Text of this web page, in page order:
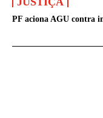
PF aciona AGU contra